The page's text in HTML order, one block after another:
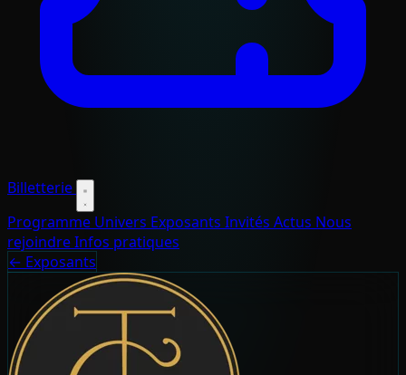
Billetterie
Programme Univers Exposants Invités Actus Nous
rejoindreInfos pratiques
← Exposants